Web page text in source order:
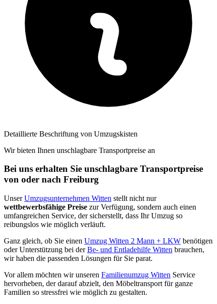
Detaillierte Beschriftung von Umzugskisten
Wir bieten Ihnen unschlagbare Transportpreise an
Bei uns erhalten Sie unschlagbare Transportpreise
von oder nach Freiburg
UnserUmzugsunternehmen Witten stellt nicht nur
wettbewerbsfähige Preise zur Verfügung, sondern auch einen
umfangreichen Service, der sicherstellt, dass Ihr Umzug so
reibungslos wie möglich verläuft.
Ganz gleich, ob Sie einen Umzug Witten 2 Mann + LKW benötigen
oder Unterstützung bei derBe- und Entladehilfe Witten brauchen,
wir haben die passenden Lösungen für Sie parat.
Vor allem möchten wir unseren Familienumzug Witten Service
hervorheben, der darauf abzielt, den Möbeltransport für ganze
Familien so stressfrei wie möglich zu gestalten.